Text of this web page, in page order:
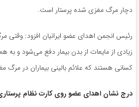
دچار مرگ مغزی شده پرستار است.
رئیس انجمن اهدای عضو ایرانیان افزود: وقتی
زیادی از مایعات از بدن بیمار دفع می‌شود و به
کسانی هستند که علائم بالینی بیماران در
درج نشان اهدای عضو روی کارت نظام